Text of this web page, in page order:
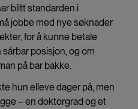
blitt standarden i
jobbe med nye søknader
for å kunne betale
posisjon, og om
på bar bakke.
hun elleve dager på, men
– en doktorgrad og et